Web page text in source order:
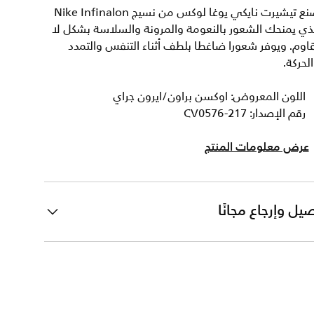
صنع تيشيرت نايكي يوغا لوكس من نسيج Nike Infinalon
يمنحك الشعور بالنعومة والمرونة والسلاسة بشكل لا
ويوفر شعورا ضاغطا بلطف أثناء التنفس والتمدد
اللون المعروض: اوكسن براون/ايرون جراي
رقم الإصدار: CV0576-217
عرض معلومات المنتج
وإرجاع مجانًا